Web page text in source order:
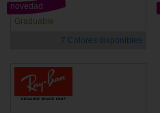
Graduable
novedad
7 Colores disponibles